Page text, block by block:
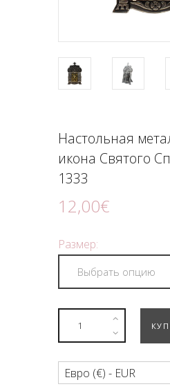
Настольная
икона Святого
1333
12,00€
Размер:
Евро (€) - EUR